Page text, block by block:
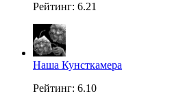
Рейтинг: 6.21
Наша Кунсткамера
Рейтинг: 6.10